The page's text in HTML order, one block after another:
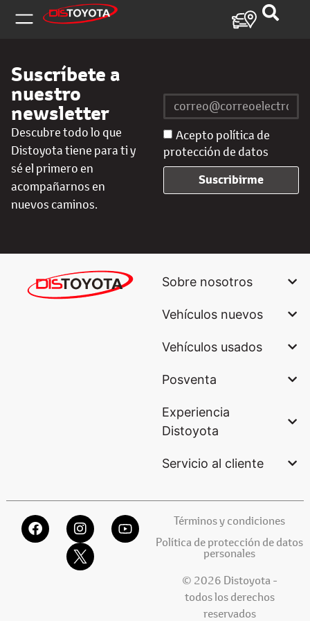
Suscríbete a
nuestro
newsletter
Descubre todo lo que
Distoyota tiene para ti y
sé el primero en
acompañarnos en
nuevos caminos.
Acepto política de
protección de datos
Suscribirme
Sobre nosotros
Vehículos nuevos
Vehículos usados
Posventa
Experiencia
Distoyota
Servicio al cliente
Términos y condiciones
Política de protección de datos
personales
© 2026 Distoyota -
todos los derechos
reservados